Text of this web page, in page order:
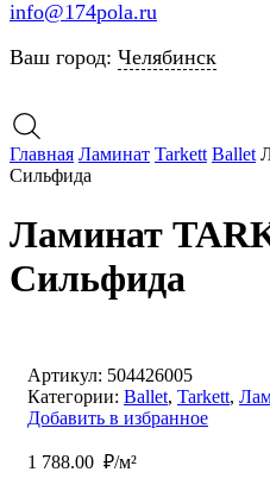
info@174pola.ru
Ваш город: Челябинск
Главная Ламинат Tarkett Ballet
Сильфида
Ламинат
Сильфида
Артикул: 504426005
Категории: Ballet, Tarkett,
Добавить в избранное
1 788.00 ₽/м²